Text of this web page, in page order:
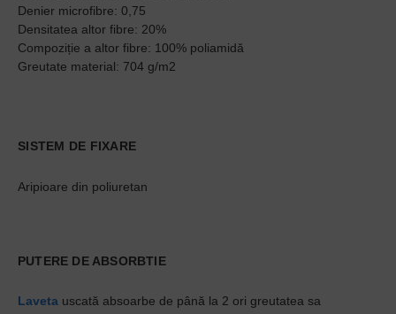
Denier microfibre: 0,75
Densitatea altor fibre: 20%
Compoziție a altor fibre: 100% poliamidă
Greutate material: 704 g/m2
SISTEM DE FIXARE
Aripioare din poliuretan
PUTERE DE ABSORBTIE
Laveta uscată absoarbe de până la 2 ori greutatea sa